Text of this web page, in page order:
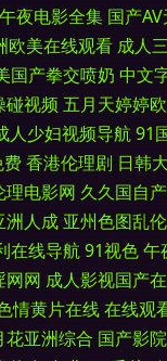
频 国产综合三级 熟女
激情在线 97色97好 欧
享 美国骚极品极品
天堂 国产10页 日韩另类
韩国av理论午夜 午夜
资源网 青娱乐青娱乐54
午夜电影全集 国产
欧美在线观看 成人
国产拳交喷奶 中文
碰视频 五月天婷婷
人少妇视频导航91
费香港伦理剧 日韩
理电影网 久久国自
洲人成 亚州色图乱
在线导航91视色午
网网 成人影视国产
情黄片在线在线观
花亚洲综合 国产影